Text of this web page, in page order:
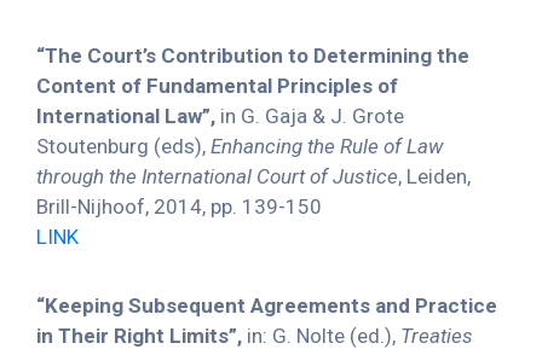
“The Court’s Contribution to Determining the
Content of Fundamental Principles of
International Law”, in G. Gaja & J. Grote
Stoutenburg (eds), Enhancing the Rule of Law
through the International Court of Justice, Leiden,
Brill-Nijhoof, 2014, pp. 139-150
LINK
“Keeping Subsequent Agreements and Practice
in Their Right Limits”, in: G. Nolte (ed.), Treaties